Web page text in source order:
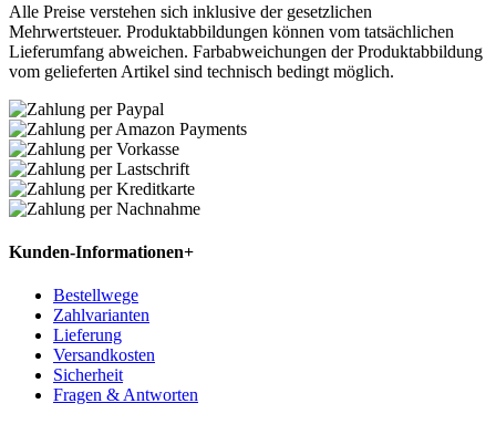
Alle Preise verstehen sich inklusive der gesetzlichen
Mehrwertsteuer. Produktabbildungen können vom tatsächlichen
Lieferumfang abweichen. Farbabweichungen der Produktabbildung
vom gelieferten Artikel sind technisch bedingt möglich.
Kunden-Informationen+
Bestellwege
Zahlvarianten
Lieferung
Versandkosten
Sicherheit
Fragen & Antworten